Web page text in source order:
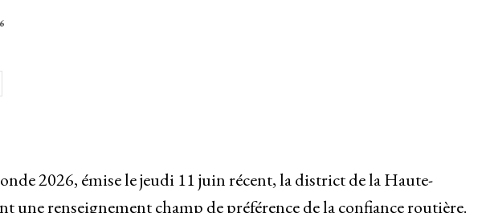
2026, émise le jeudi 11 juin récent, la district de la Haute-
une renseignement champ de préférence de la confiance routière.